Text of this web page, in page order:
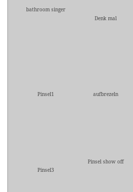
bathroom singer
Denk mal
Pinsel1 aufbrezeln
Pinsel3
Pinsel show off